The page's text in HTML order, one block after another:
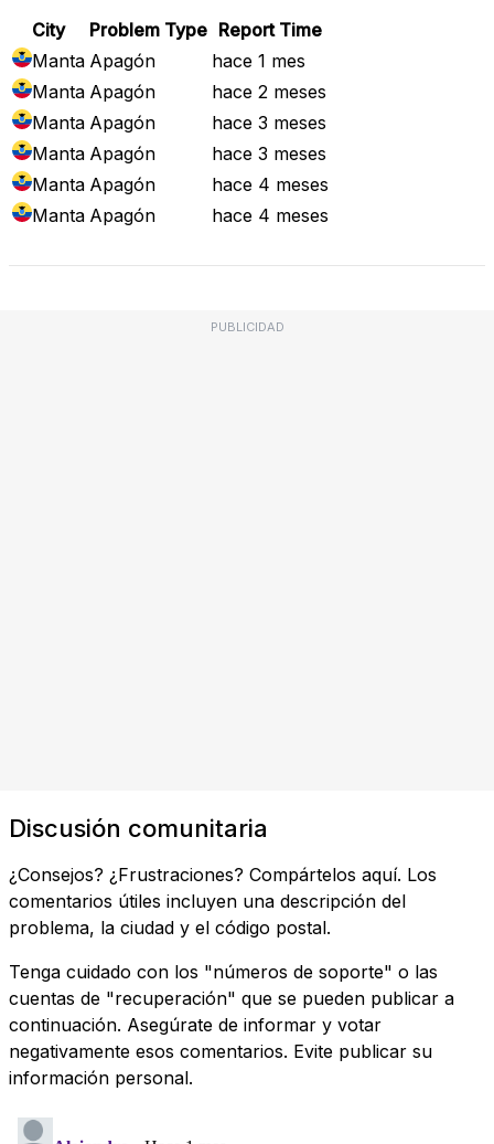
City Problem Type Report Time
Manta Apagón
hace 1 mes
Manta Apagón
hace 2 meses
Manta Apagón
hace 3 meses
Manta Apagón
hace 3 meses
Manta Apagón
hace 4 meses
Manta Apagón hace 4 meses
PUBLICIDAD
Discusión comunitaria
¿Consejos? ¿Frustraciones? Compártelos aquí. Los
comentarios útiles incluyen una descripción del
problema, la ciudad y el código postal.
Tenga cuidado con los "números de soporte" o las
cuentas de "recuperación" que se pueden publicar a
continuación. Asegúrate de informar y votar
negativamente esos comentarios. Evite publicar su
información personal.